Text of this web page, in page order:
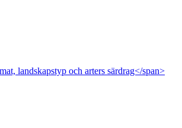
landskapstyp och arters särdrag</span>